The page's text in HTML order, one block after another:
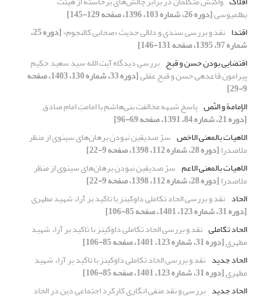
بطلمیوسی[دوره 26، شماره 103، 1396، صفحه 129-145]
اقتدا نقد و بررسی سندی و دلالی حدیث «صحابی کالنجوم» [دوره 25،
شماره 97، 1395، صفحه 131-146]
اقتضایی بودن حسن و قبح بررسی دیدگاه آیت الله سید سعید حکیم
پیرامون قاعده‎ی حسن و قبح عقلی [دوره 33، شماره 130، 1403، صفحه
9-29]
الإمامة و النّص پاسخ شبهه مخالفت بنی‌هاشم با امامتِ امام صادق
[دوره 21، شماره 84، 1391، صفحه 69-96]
الاهیات بالمعنی الاخص سرّ صدیقین نبودن برهان‌های سینوی از منظر
ملاصدرا[دوره 28، شماره 112، 1398، صفحه 9-22]
الاهیات بالمعنی الاعم سرّ صدیقین نبودن برهان‌های سینوی از منظر
ملاصدرا[دوره 28، شماره 112، 1398، صفحه 9-22]
الحاد نقد و بررسی الحاد تکاملی داوکینز با تاکید بر آراء شهید مطهری
[دوره 31، شماره 123، 1401، صفحه 85-106]
الحاد تکاملی نقد و بررسی الحاد تکاملی داوکینز با تاکید بر آراء شهید
مطهری[دوره 31، شماره 123، 1401، صفحه 85-106]
الحاد جدید نقد و بررسی الحاد تکاملی داوکینز با تاکید بر آراء شهید
مطهری[دوره 31، شماره 123، 1401، صفحه 85-106]
الحاد جدید بررسی و نقد منفی انگاری کارکرد اجتماعی دین در الحاد